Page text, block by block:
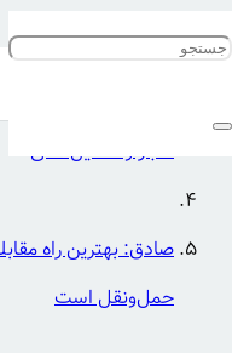
اخبار و تحلیل مالی
صادق: بهترین راه
حمل‌ونقل است